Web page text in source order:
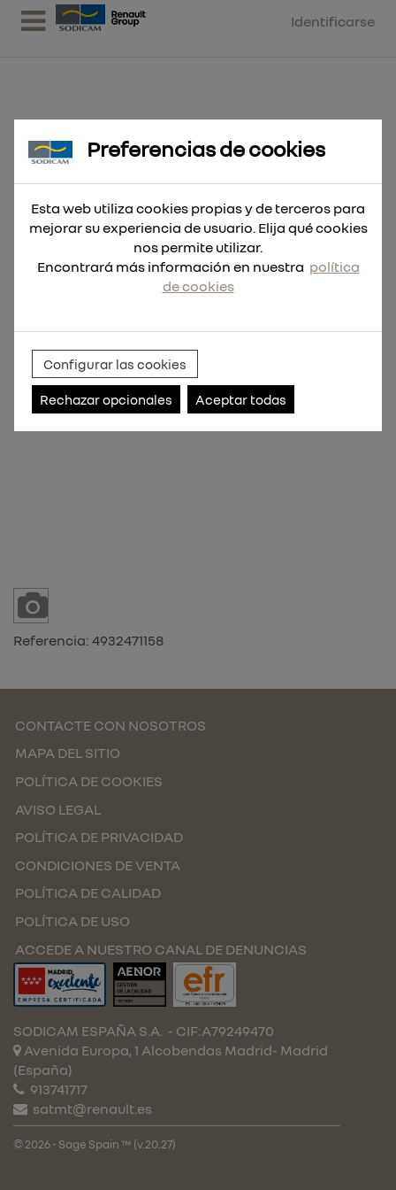
Identificarse
Broca SDS-Plus DC 10x147
Referencia: 4932471158
CONTACTE CON NOSOTROS
MAPA DEL SITIO
POLÍTICA DE COOKIES
AVISO LEGAL
POLÍTICA DE PRIVACIDAD
CONDICIONES DE VENTA
POLÍTICA DE CALIDAD
POLÍTICA DE USO
ACCEDE A NUESTRO CANAL DE DENUNCIAS
SODICAM ESPAÑA S.A. - CIF:A79249470
Avenida Europa, 1 Alcobendas Madrid- Madrid
(España)
913741717
satmt@renault.es
© 2026 - Sage Spain ™ (v.20.27)
Preferencias de cookies
Esta web utiliza cookies propias y de terceros para
mejorar su experiencia de usuario. Elija qué cookies
nos permite utilizar.
Encontrará más información en nuestra política
de cookies
Configurar las cookies
Rechazar opcionales Aceptar todas